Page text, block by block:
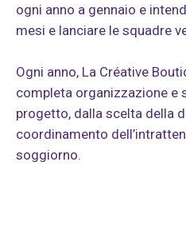
ogni anno a gennaio e
mesi e lanciare le squadre
Ogni anno, La Créative
completa organizzazione e
progetto, dalla scelta della
coordinamento
soggiorno.